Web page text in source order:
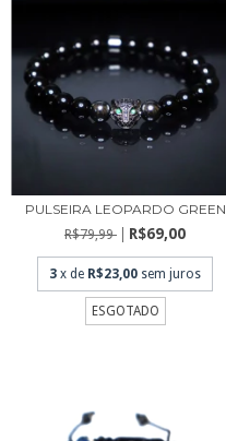
PULSEIRA LEOPARDO GREEN
R$79,99 R$69,00
3 x de R$23,00 sem juros
ESGOTADO